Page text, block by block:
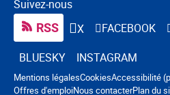
Suivez-nous
RSS X FACEBOOK
BLUESKY
INSTAGRAM
Navigation pied de page
Mentions légalesCookiesAccessibilité
Offres d'emploiNous contacterPlan du